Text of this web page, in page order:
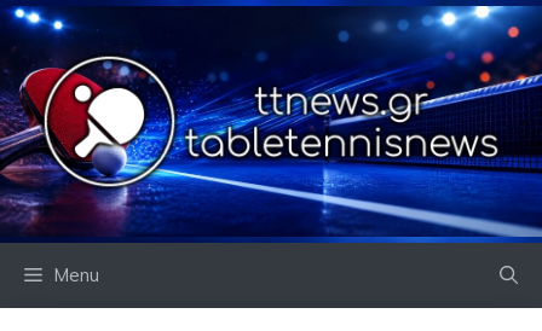
Skip
to
content
Menu